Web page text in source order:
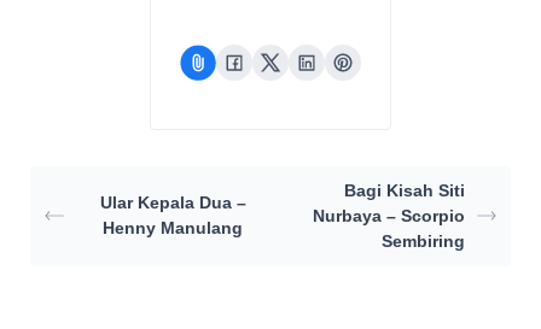
Ular Kepala Dua –
Henny Manulang
Bagi Kisah Siti
Nurbaya – Scorpio
Sembiring